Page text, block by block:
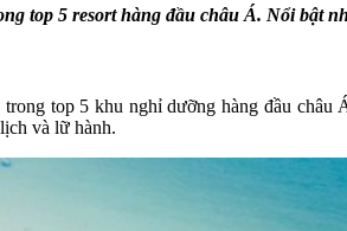
top 5 resort hàng đầu châu Á. Nổi bật
top 5 khu nghỉ dưỡng hàng đầu châu
và lữ hành.